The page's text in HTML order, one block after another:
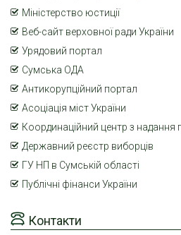
Контакти
Міністерство юстиції
Веб-сайт верховної ради України
Урядовий портал
Сумська ОДА
Антикорупційний портал
Асоціація міст України
Координаційний центр з надання
Державний реєстр виборців
ГУ НП в Сумській області
Публічні фінанси України